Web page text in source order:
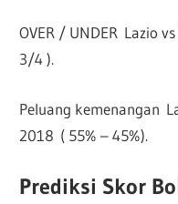
OVER / UNDER Lazio
3/4 ).
Peluang kemenangan
2018 ( 55% – 45%).
Prediksi Skor